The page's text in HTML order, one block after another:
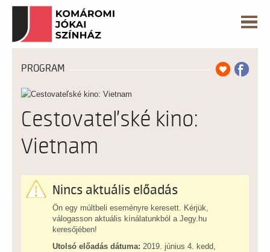
PROGRAM
Cestovateľské kino:
Vietnam
Nincs aktuális előadás
Ön egy múltbeli eseményre keresett. Kérjük,
válogasson aktuális kínálatunkból a Jegy.hu
keresőjében!
Utolsó előadás dátuma: 2019. június 4. kedd,